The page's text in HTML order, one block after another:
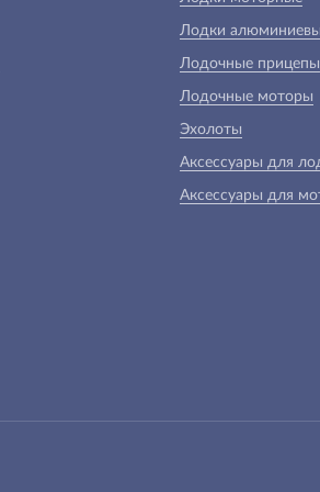
Лодки
Лодочные прицепы
Лодочные моторы
Эхолоты
Аксессуары для
Аксессуары для